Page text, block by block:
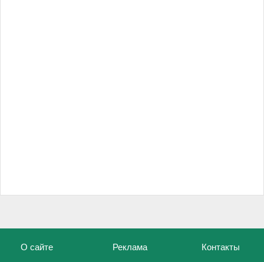
О сайте Реклама Контакты